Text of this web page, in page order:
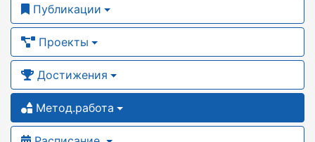
Публикации
Проекты
Достижения
Метод.работа